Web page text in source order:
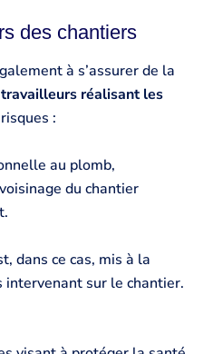
des chantiers
à s’assurer de la
réalisant les
:
au plomb,
du chantier
dans ce cas, mis à la
sur le chantier.